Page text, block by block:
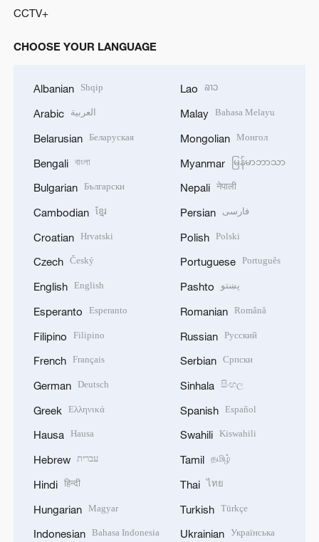
CCTV+
CHOOSE YOUR LANGUAGE
Albanian Shqip
Arabic العربية
Belarusian Беларуская
Bengali বাংলা
Bulgarian Български
Cambodian ខ្មែរ
Croatian Hrvatski
Czech Český
English English
Esperanto Esperanto
Filipino Filipino
French Français
German Deutsch
Greek Ελληνικά
Hausa Hausa
Hebrew עברית
Hindi हिन्दी
Hungarian Magyar
Indonesian Bahasa Indonesia
Lao ລາວ
Malay Bahasa Melayu
Mongolian Монгол
Myanmar မြန်မာဘာသာ
Nepali नेपाली
Persian فارسی
Polish Polski
Portuguese Português
Pashto پښتو
Romanian Română
Russian Русский
Serbian Српски
Sinhala සිංහල
Spanish Español
Swahili Kiswahili
Tamil தமிழ்
Thai ไทย
Turkish Türkçe
Ukrainian Українська